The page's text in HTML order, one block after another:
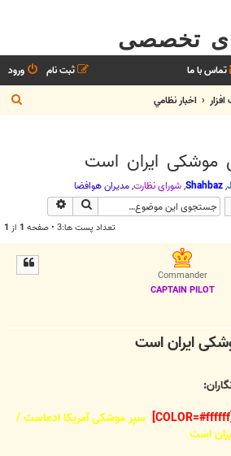
تخصصی
تماس با ما ورود
ثبت نام
اخبار نظامي
س
موشکی ایران است
,
Shahbaz
,شوراي نظارت,مديران هوافضا
جستجو
تعداد پست ها:3 • صفحه 1 از 1
Commander
CAPTAIN PILOT
ایران است
سپر موشکی آمریکا ادعاست /
است